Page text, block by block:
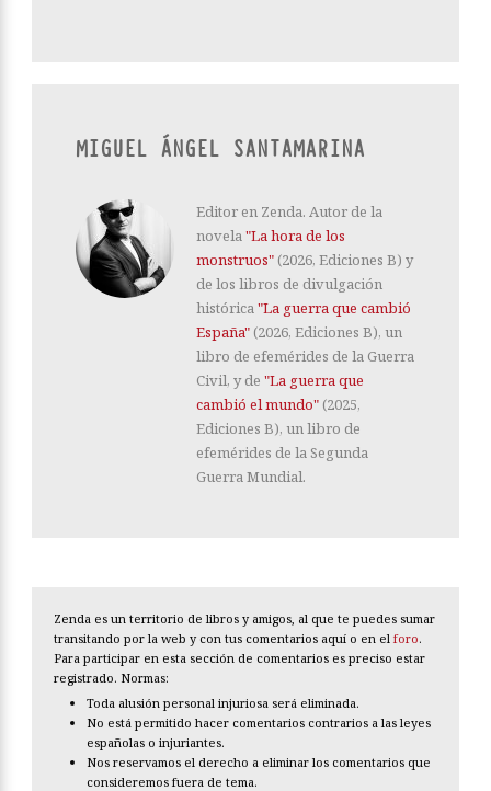
MIGUEL ÁNGEL SANTAMARINA
Editor en Zenda. Autor de la
novela"La hora de los
monstruos" (2026, Ediciones B) y
de los libros de divulgación
histórica"La guerra que cambió
España" (2026, Ediciones B), un
libro de efemérides de la Guerra
Civil, y de "La guerra que
cambió el mundo" (2025,
Ediciones B), un libro de
efemérides de la Segunda
Guerra Mundial.
Zenda es un territorio de libros y amigos, al que te puedes sumar
transitando por la web y con tus comentarios aquí o en el foro.
Para participar en esta sección de comentarios es preciso estar
registrado. Normas:
Toda alusión personal injuriosa será eliminada.
No está permitido hacer comentarios contrarios a las leyes
españolas o injuriantes.
Nos reservamos el derecho a eliminar los comentarios que
consideremos fuera de tema.